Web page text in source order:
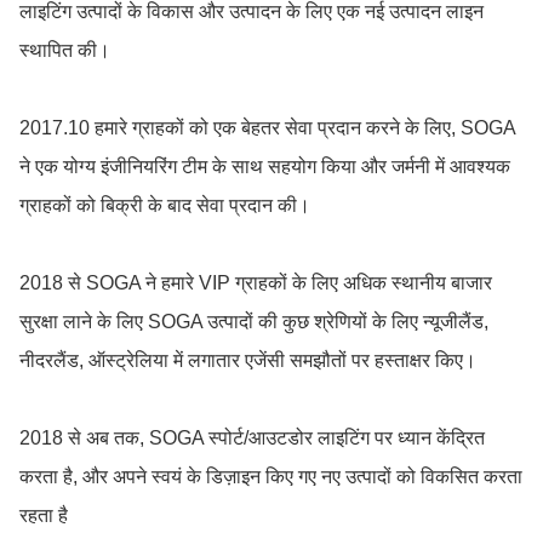
लाइटिंग उत्पादों के विकास और उत्पादन के लिए एक नई उत्पादन लाइन
स्थापित की।
2017.10 हमारे ग्राहकों को एक बेहतर सेवा प्रदान करने के लिए, SOGA
ने एक योग्य इंजीनियरिंग टीम के साथ सहयोग किया और जर्मनी में आवश्यक
ग्राहकों को बिक्री के बाद सेवा प्रदान की।
2018 से SOGA ने हमारे VIP ग्राहकों के लिए अधिक स्थानीय बाजार
सुरक्षा लाने के लिए SOGA उत्पादों की कुछ श्रेणियों के लिए न्यूजीलैंड,
नीदरलैंड, ऑस्ट्रेलिया में लगातार एजेंसी समझौतों पर हस्ताक्षर किए।
2018 से अब तक, SOGA स्पोर्ट/आउटडोर लाइटिंग पर ध्यान केंद्रित
करता है, और अपने स्वयं के डिज़ाइन किए गए नए उत्पादों को विकसित करता
रहता है